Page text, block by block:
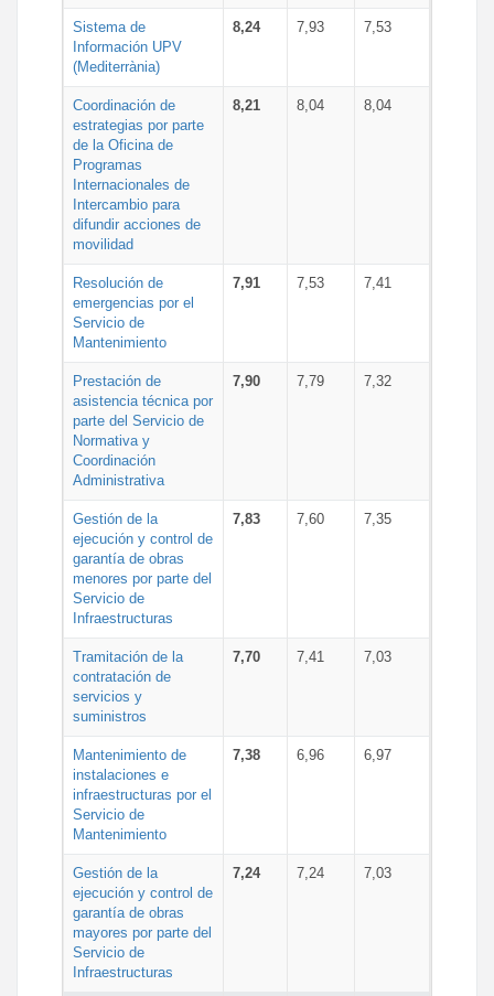
Sistema de
Información UPV
(Mediterrània)
8,24 7,93 7,53
Coordinación de
estrategias por parte
de la Oficina de
Programas
Internacionales de
Intercambio para
difundir acciones de
movilidad
8,21 8,04 8,04
Resolución de
emergencias por el
Servicio de
Mantenimiento
7,91 7,53 7,41
Prestación de
asistencia técnica por
parte del Servicio de
Normativa y
Coordinación
Administrativa
7,90 7,79 7,32
Gestión de la
ejecución y control de
garantía de obras
menores por parte del
Servicio de
Infraestructuras
7,83 7,60 7,35
Tramitación de la
contratación de
servicios y
suministros
7,70 7,41 7,03
Mantenimiento de
instalaciones e
infraestructuras por el
Servicio de
Mantenimiento
7,38 6,96 6,97
Gestión de la
ejecución y control de
garantía de obras
mayores por parte del
Servicio de
Infraestructuras
7,24 7,24 7,03